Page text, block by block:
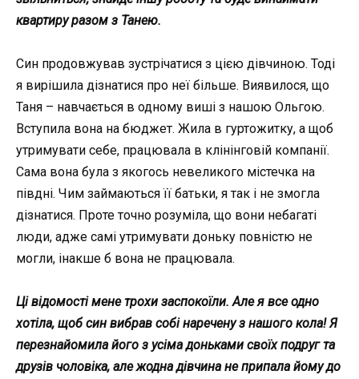
квартиру разом з Танею.
Син продовжував зустрічатися з цією дівчиною. Тоді
я вирішила дізнатися про неї більше. Виявилося, що
Таня – навчається в одному виші з нашою Ольгою.
Вступила вона на бюджет. Жила в гуртожитку, а щоб
утримувати себе, працювала в клінінговій компанії.
Сама вона була з якогось невеликого містечка на
півдні. Чим займаються її батьки, я так і не змогла
дізнатися. Проте точно розуміла, що вони небагаті
люди, адже самі утримувати доньку повністю не
могли, інакше б вона не працювала.
Ці відомості мене трохи заспокоїли. Але я все одно
хотіла, щоб син вибрав собі наречену з нашого кола! Я
перезнайомила його з усіма доньками своїх подруг та
друзів чоловіка, але жодна дівчина не припала йому до